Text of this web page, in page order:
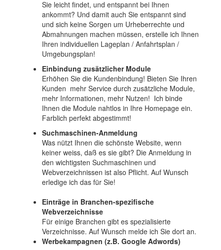
Sie leicht findet, und entspannt bei Ihnen
ankommt? Und damit auch Sie entspannt sind
und sich keine Sorgen um Urheberrechte und
Abmahnungen machen müssen, erstelle ich Ihnen
Ihren individuellen Lageplan / Anfahrtsplan /
Umgebungsplan!
Einbindung zusätzlicher Module
Erhöhen Sie die Kundenbindung! Bieten Sie Ihren
Kunden mehr Service durch zusätzliche Module,
mehr Informationen, mehr Nutzen! Ich binde
Ihnen die Module nahtlos in Ihre Homepage ein.
Farblich perfekt abgestimmt!
Suchmaschinen-Anmeldung
Was nützt Ihnen die schönste Website, wenn
keiner weiss, daß es sie gibt? Die Anmeldung in
den wichtigsten Suchmaschinen und
Webverzeichnissen ist also Pflicht. Auf Wunsch
erledige ich das für Sie!
Einträge in Branchen-spezifische
Webverzeichnisse
Für einige Branchen gibt es spezialisierte
Verzeichnisse. Auf Wunsch melde ich Sie dort an.
Werbekampagnen (z.B. Google Adwords)